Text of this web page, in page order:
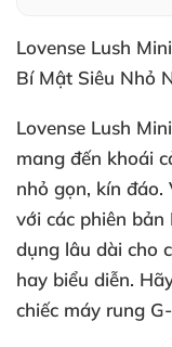
Lovense Lush
Bí Mật Siêu Nhỏ
Lovense Lush
mang đến khoái
nhỏ gọn, kín đáo.
với các phiên bản
dụng lâu dài cho
hay biểu diễn.
chiếc máy rung